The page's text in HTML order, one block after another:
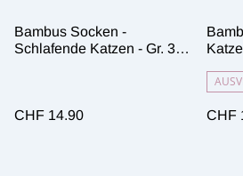
Bambus Socken -
Schlafende Katzen - Gr. 36-
CHF 14.90 CHF